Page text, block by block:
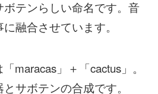
テンらしい命名です。音
融合させています。
maracas」＋「cactus」。
サボテンの合成です。